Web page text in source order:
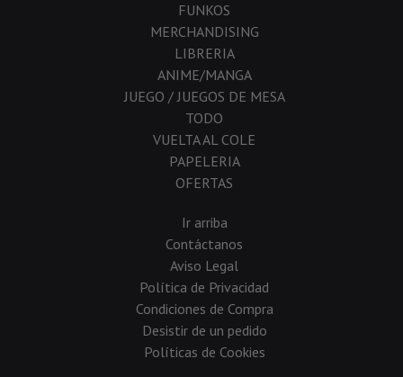
FUNKOS
MERCHANDISING
LIBRERIA
ANIME/MANGA
JUEGO / JUEGOS DE MESA
TODO
VUELTA AL COLE
PAPELERIA
OFERTAS
Ir arriba
Contáctanos
Aviso Legal
Política de Privacidad
Condiciones de Compra
Desistir de un pedido
Políticas de Cookies